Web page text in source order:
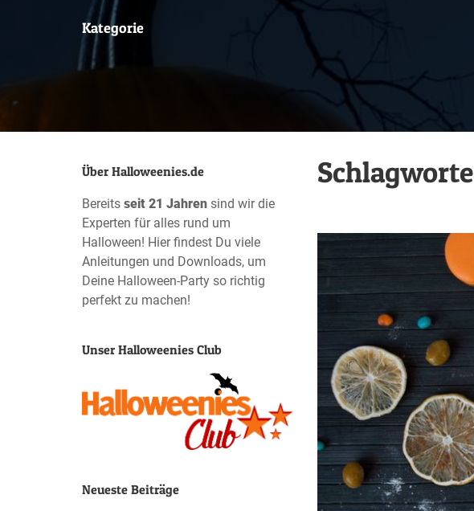
Kategorie
Über Halloweenies.de
Bereits seit 21 Jahren sind wir die
Experten für alles rund um
Halloween! Hier findest Du viele
Anleitungen und Downloads, um
Deine Halloween-Party so richtig
perfekt zu machen!
Unser Halloweenies Club
Neueste Beiträge
Schlagworte